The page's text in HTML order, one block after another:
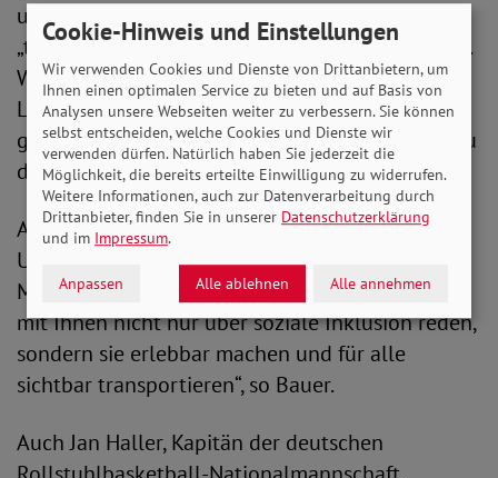
unterstütze ich die Initiative des SoVD mit dem
„tag des wir“ einen Tag der Inklusion auszurufen.
Wichtig ist mir als Bundesvorsitzende der
Lebenshilfe dabei: Menschen mit sogenannter
geistiger Behinderung aktiv zu beteiligen, getreu
dem Motto: Nicht über uns, ohne uns.“
Am „tag des wir“ sollen Menschen, die soziale
Unsicherheit und Ungerechtigkeit erleben, im
Mittelpunkt stehen. „An diesem Tag wollen wir
mit Ihnen nicht nur über soziale Inklusion reden,
sondern sie erlebbar machen und für alle
sichtbar transportieren“, so Bauer.
Auch Jan Haller, Kapitän der deutschen
Cookie-Hinweis und Einstellungen
Wir verwenden Cookies und Dienste von Drittanbietern, um
Ihnen einen optimalen Service zu bieten und auf Basis von
Analysen unsere Webseiten weiter zu verbessern. Sie können
selbst entscheiden, welche Cookies und Dienste wir
verwenden dürfen. Natürlich haben Sie jederzeit die
Möglichkeit, die bereits erteilte Einwilligung zu widerrufen.
Weitere Informationen, auch zur Datenverarbeitung durch
Drittanbieter, finden Sie in unserer Datenschutzerklärung
und im Impressum.
Anpassen Alle ablehnen Alle annehmen